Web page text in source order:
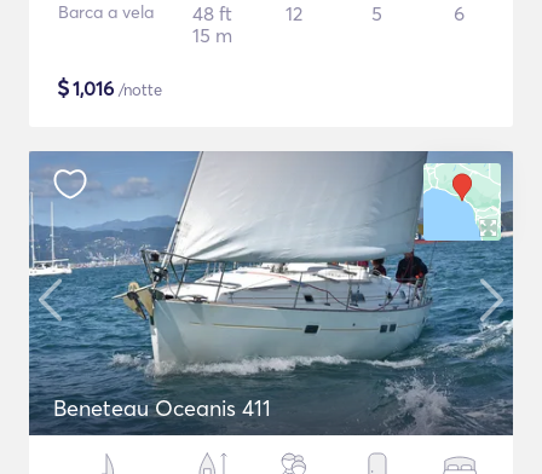
Barca a vela
48 ft
15 m
12 5 6
$1,016 /notte
Beneteau Oceanis 411